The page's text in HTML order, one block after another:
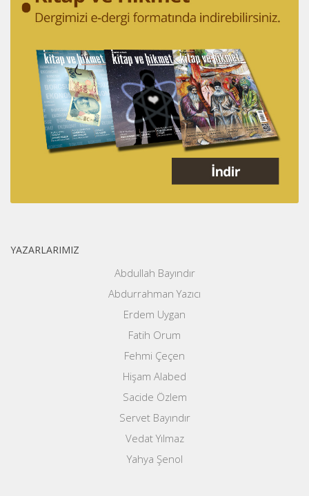
YAZARLARIMIZ
Abdullah Bayındır
Abdurrahman Yazıcı
Erdem Uygan
Fatih Orum
Fehmi Çeçen
Hişam Alabed
Sacide Özlem
Servet Bayındır
Vedat Yılmaz
Yahya Şenol